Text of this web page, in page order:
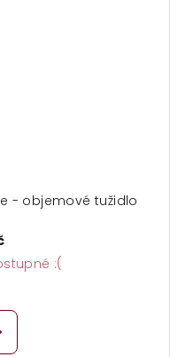
- objemové tužidlo
:(